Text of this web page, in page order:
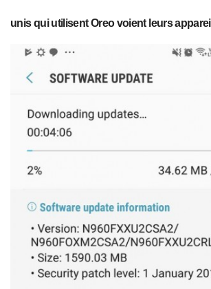
unis qui utilisent Oreo voient leurs